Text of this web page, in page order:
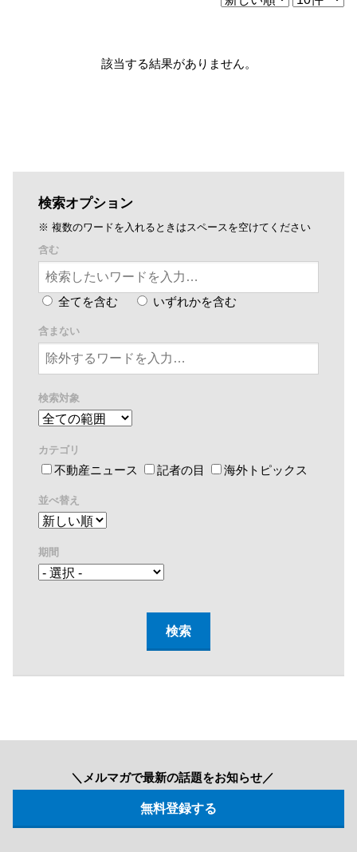
コンバージョン
都市再生
該当する結果がありません。
検索オプション
※ 複数のワードを入れるときはスペースを空けてください
含む
全てを含む いずれかを含む
含まない
検索対象
カテゴリ
不動産ニュース 記者の目 海外トピックス
並べ替え
期間
＼メルマガで最新の話題をお知らせ／